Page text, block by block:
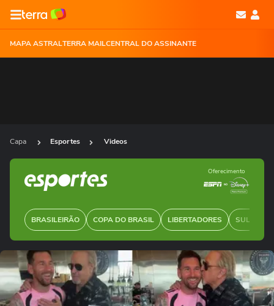
MAPA ASTRALTERRA MAILCENTRAL DO ASSINANTE
Capa Esportes Videos
BRASILEIRÃO COPA DO BRASIL LIBERTADORES SUL-
Oferecimento
Ops!
Não foi possível reproduzir o vídeo